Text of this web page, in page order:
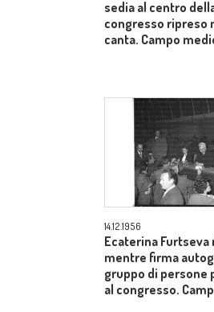
sedia al centro
congresso ripreso
canta. Campo
14.12.1956
Ecaterina Furtseva
mentre firma
gruppo di persone
al congresso.